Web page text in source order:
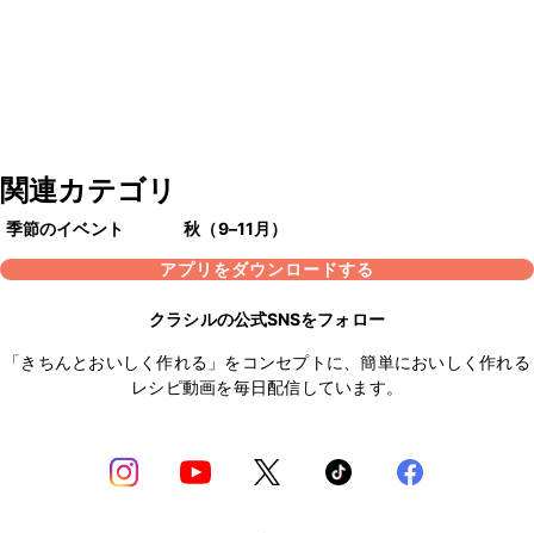
関連カテゴリ
季節のイベント
秋（9–11月）
アプリをダウンロードする
クラシルの公式SNSをフォロー
「きちんとおいしく作れる」をコンセプトに、簡単においしく作れる
レシピ動画を毎日配信しています。